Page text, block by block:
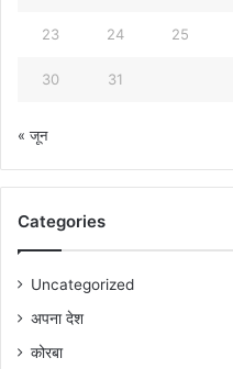
23 24 25
30 31
« जून
Categories
Uncategorized
अपना देश
कोरबा